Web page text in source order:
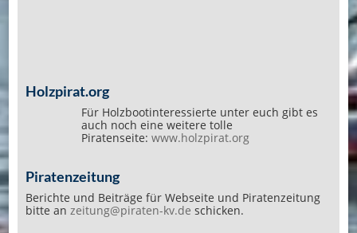
Holzpirat.org
Für Holzbootinteressierte unter euch gibt es
auch noch eine weitere tolle
Piratenseite: www.holzpirat.org
Piratenzeitung
Berichte und Beiträge für Webseite und Piratenzeitung
bitte an zeitung@piraten-kv.de schicken.